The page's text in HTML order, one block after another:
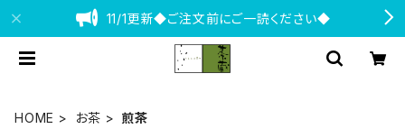
11/1更新◆ご注文前にご一読ください◆
HOME お茶 煎茶